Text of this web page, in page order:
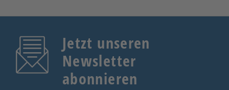
Jetzt unseren
Newsletter
abonnieren